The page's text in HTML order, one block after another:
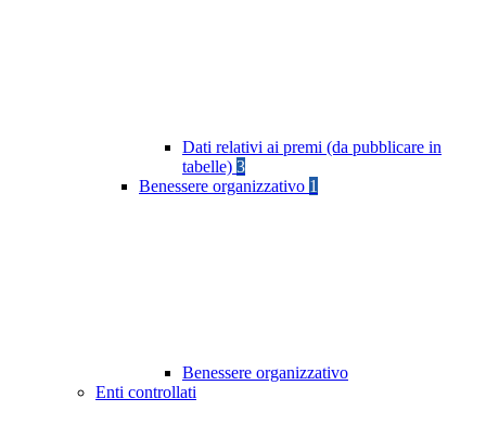
Dati relativi ai premi (da pubblicare in
tabelle) 3
Benessere organizzativo 1
Benessere organizzativo
Enti controllati